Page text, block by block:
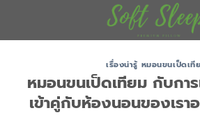
ยัง
เรื่องน่ารู้ หมอนขนเป็ดเที
หมอนขนเป็ดเทียม กับกา
เข้าคู่กับห้องนอนของเรา